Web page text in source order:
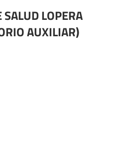
SALUD LOPERA
AUXILIAR)